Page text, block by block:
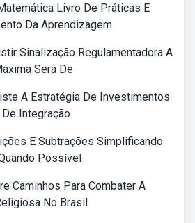
Livro De Práticas E
Da Aprendizagem
Sinalização Regulamentadora A
Será De
A Estratégia De Investimentos
Integração
E Subtrações Simplificando
Possível
Caminhos Para Combater A
No Brasil